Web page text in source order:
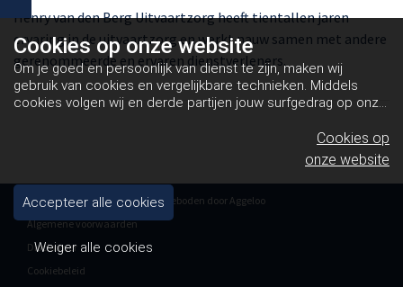
Henry van den Berg Uitvaartzorg heeft tientallen jaren
ervaring in de uitvaartzorg en werkt nauw samen met andere
gerenommeerde en ervaren dienstverleners.
Copyright H vd Berg 2026 - Aangeboden doorAggeloo
Algemene voorwaarden
Disclaimer
Cookiebeleid
Cookies oponze website
Om je goed en persoonlijk van dienst te zijn, maken wij
gebruik van cookies en vergelijkbare technieken. Middels
cookies volgen wij en derde partijen jouw surfgedrag op onze
en dit maakt het voor jou mogelijk om informatie te delen via
Cookies op
onze website
Accepteer alle cookies
Weiger alle cookies